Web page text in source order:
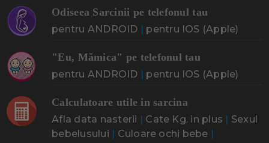
Odiseea Sarcinii pe telefonul tau
pentru ANDROID | pentru IOS (Apple)
"Eu, Mămica" pe telefonul tau
pentru ANDROID | pentru IOS (Apple)
Calculatoare utile in sarcina
Afla data nasterii | Cate Kg. in plus | Sexul
bebelusului | Culoare ochi bebe |